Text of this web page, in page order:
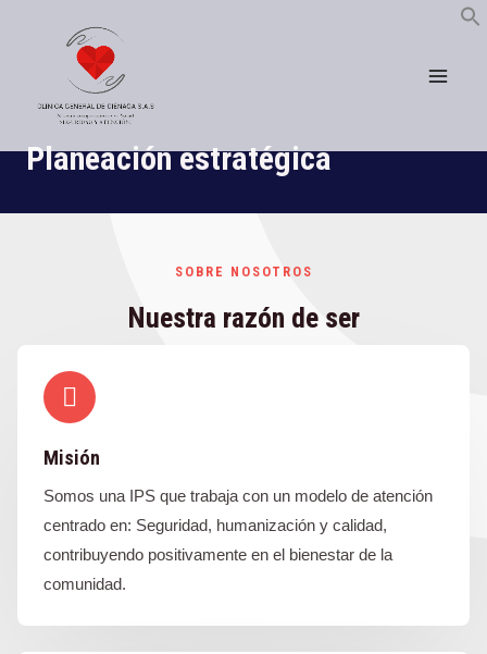
Planeación estratégica
SOBRE NOSOTROS
Nuestra razón de ser
Misión
Somos una IPS que trabaja con un modelo de atención
centrado en: Seguridad, humanización y calidad,
contribuyendo positivamente en el bienestar de la
comunidad.